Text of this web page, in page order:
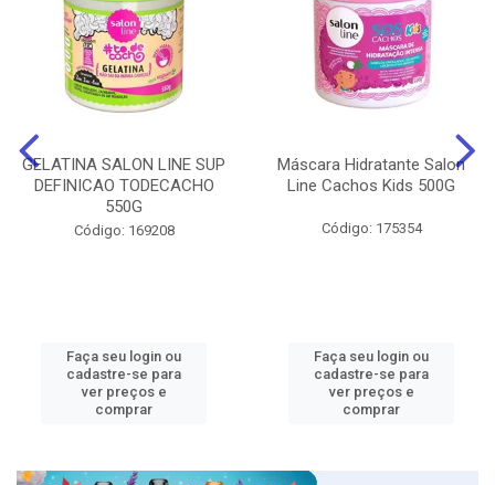
GELATINA SALON LINE SUP
DEFINICAO TODECACHO
550G
Código: 169208
Faça seu login ou
cadastre-se para
ver preços e
comprar
Máscara Hidratante Salon
Line Cachos Kids 500G
Código: 175354
Faça seu login ou
cadastre-se para
ver preços e
comprar